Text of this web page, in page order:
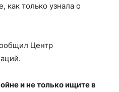
как только узнала о
Центр
и не только ищите в